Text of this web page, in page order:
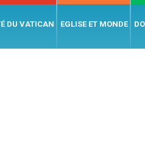
DU VATICAN EGLISE ET MONDE